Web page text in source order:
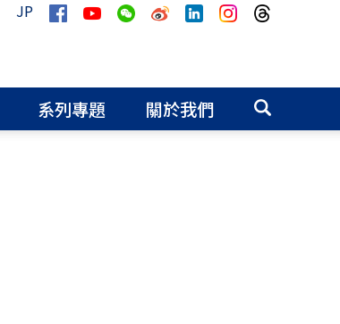
JP
系列專題 關於我們